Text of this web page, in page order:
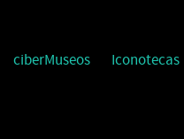
ciberMuseos Iconotecas